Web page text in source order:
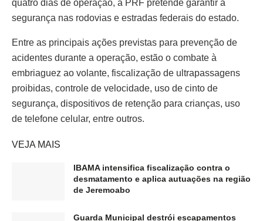
quatro dias de operação, a PRF pretende garantir a
segurança nas rodovias e estradas federais do estado.
Entre as principais ações previstas para prevenção de
acidentes durante a operação, estão o combate à
embriaguez ao volante, fiscalização de ultrapassagens
proibidas, controle de velocidade, uso de cinto de
segurança, dispositivos de retenção para crianças, uso
de telefone celular, entre outros.
VEJA MAIS
IBAMA intensifica fiscalização contra o
desmatamento e aplica autuações na região
de Jeremoabo
Guarda Municipal destrói escapamentos